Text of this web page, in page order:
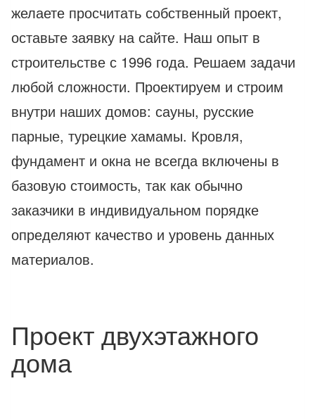
желаете просчитать собственный проект,
оставьте заявку на сайте. Наш опыт в
строительстве с 1996 года. Решаем задачи
любой сложности. Проектируем и строим
внутри наших домов: сауны, русские
парные, турецкие хамамы. Кровля,
фундамент и окна не всегда включены в
базовую стоимость, так как обычно
заказчики в индивидуальном порядке
определяют качество и уровень данных
материалов.
Проект двухэтажного
дома